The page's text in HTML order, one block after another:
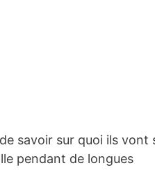
savoir sur quoi ils vont
pendant de longues